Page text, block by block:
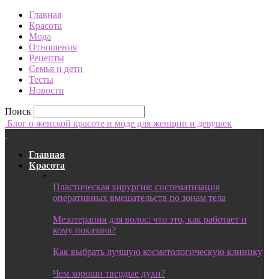
Главная
Красота
Мода
Отношения
Рецепты
Семья и дети
Тесты
Новости
Поиск
Блог о женской красоте и моде для женщин и девушек
Главная
Красота
Пластическая хирургия: систематизация
оперативных вмешательств по зонам тела
Мезотерапия для волос: что это, как работает и
кому показана?
Как выбрать лучшую косметологическую клинику
Чем хороши твердые духи?